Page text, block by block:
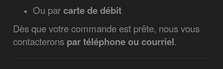
Ou parcarte de débit
Dès que votre commande est prête, nous vous
contacterons par téléphone ou courriel.